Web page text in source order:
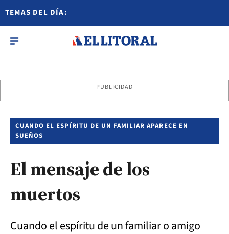
TEMAS DEL DÍA:
PUBLICIDAD
CUANDO EL ESPÍRITU DE UN FAMILIAR APARECE EN
SUEÑOS
El mensaje de los
muertos
Cuando el espíritu de un familiar o amigo